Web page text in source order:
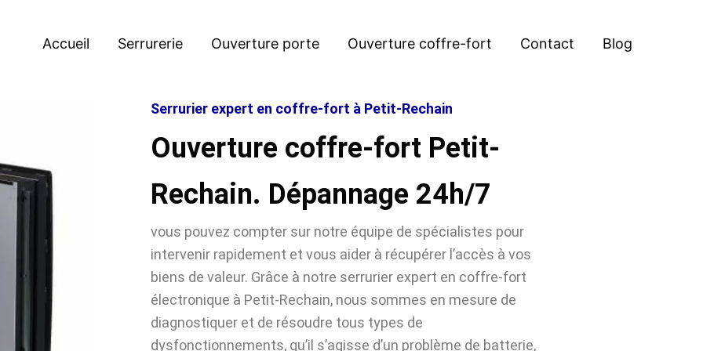
Accueil Serrurerie Ouverture porte Ouverture coffre-fort Contact Blog
Serrurier expert en coffre-fort à Petit-Rechain
Ouverture coffre-fort Petit-
Rechain. Dépannage 24h/7
vous pouvez compter sur notre équipe de spécialistes pour
intervenir rapidement et vous aider à récupérer l’accès à vos
biens de valeur. Grâce à notre serrurier expert en coffre-fort
électronique à Petit-Rechain, nous sommes en mesure de
diagnostiquer et de résoudre tous types de
dysfonctionnements, qu’il s’agisse d’un problème de batterie,